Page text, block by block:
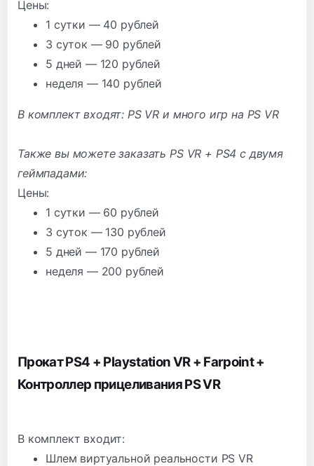
Цены:
1 сутки — 40 рублей
3 суток — 90 рублей
5 дней — 120 рублей
неделя — 140 рублей
В комплект входят: PS VR и много игр на PS VR
Также вы можете заказать PS VR + PS4 с двумя
геймпадами:
Цены:
1 сутки — 60 рублей
3 суток — 130 рублей
5 дней — 170 рублей
неделя — 200 рублей
Прокат PS4 + Playstation VR + Farpoint +
Контроллер прицеливания PS VR
В комплект входит:
Шлем виртуальной реальности PS VR